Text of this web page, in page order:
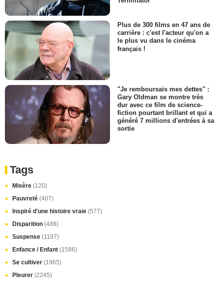
Plus de 300 films en 47 ans de
carrière : c'est l'acteur qu'on a
le plus vu dans le cinéma
français !
"Je remboursais mes dettes" :
Gary Oldman se montre très
dur avec ce film de science-
fiction pourtant brillant et qui a
généré 7 millions d'entrées à sa
sortie
Tags
Misère (120)
Pauvreté (407)
Inspiré d'une histoire vraie (577)
Disparition (488)
Suspense (1197)
Enfance / Enfant (1586)
Se cultiver (1965)
Pleurer (2245)